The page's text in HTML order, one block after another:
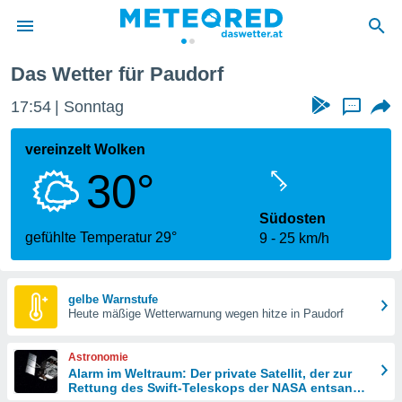
wurde
dass
sind.
diese
Das Wetter für Paudorf
17:54 Sonntag ...
vereinzelt Wolken
30°
gefühlte Temperatur 29°
Südosten
9
25 km/h
gelbe Warnstufe
Heute mäßige Wetterwarnung wegen hitze in Paudorf
Astronomie
Alarm im Weltraum: Der private Satellit, der zur
Rettung des Swift-Teleskops der NASA entsandt